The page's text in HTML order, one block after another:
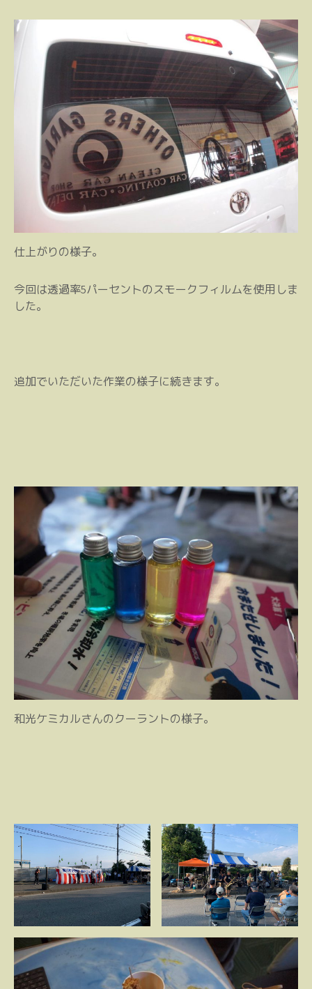
仕上がりの様子。
今回は透過率5パーセントのスモークフィルムを使用しま
した。
追加でいただいた作業の様子に続きます。
和光ケミカルさんのクーラントの様子。